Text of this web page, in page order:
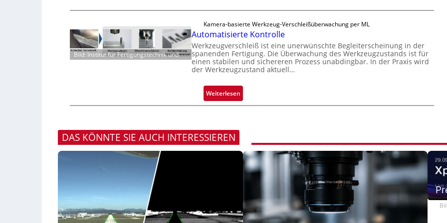
s
e
u
c
k
m
r
k
k
n
g
Bild: Institut für Fertigungstechnik und
Kamera-basierte Werkzeug-Verschleißüberwachung per ML
Automatisierte Kontrolle
Werkzeugverschleiß ist eine unerwünschte Begleiterscheinung in der
spanenden Fertigung. Die Überwachung des Werkzeugzustands ist für
einen stabilen und sichereren Prozess unabdingbar. In der Praxis wird
der Werkzeugzustand aktuell…
Weiterlesen:
A
a
e
r
DAS KÖNNTE SIE AUCH INTERESSIEREN